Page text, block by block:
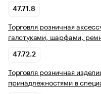
47.71.8
Торговля розничная
галстуками, шарфами,
47.72.2
Торговля розничная
принадлежностями в